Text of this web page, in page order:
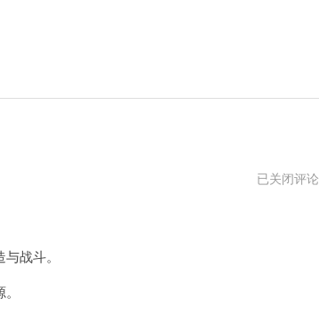
我
已关闭评论
战斗。